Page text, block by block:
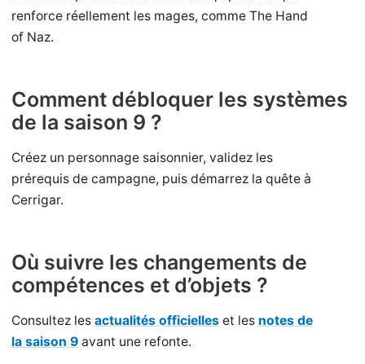
renforce réellement les mages, comme The Hand
of Naz.
Comment débloquer les systèmes
de la saison 9 ?
Créez un personnage saisonnier, validez les
prérequis de campagne, puis démarrez la quête à
Cerrigar.
Où suivre les changements de
compétences et d’objets ?
Consultez les actualités officielleset les notes de
la saison 9avant une refonte.